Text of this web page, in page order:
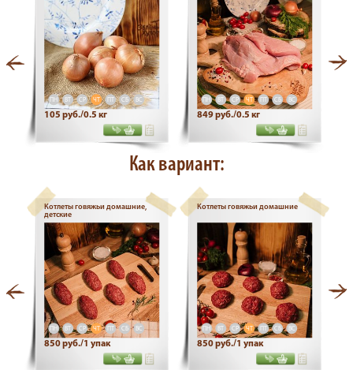
ПН ВТ СР ЧТ ПТ СБ ВС
105 руб./0.5 кг
ПН ВТ СР ЧТ ПТ СБ ВС
849 руб./0.5 кг
Как вариант:
Котлеты говяжьи домашние,
детские
ПН ВТ СР ЧТ СБ ВС
850 руб./1 упак
Котлеты говяжьи домашние
ПН ВТ СР ЧТ СБ ВС
850 руб./1 упак